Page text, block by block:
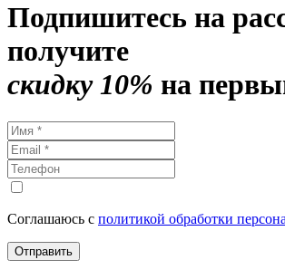
Подпишитесь на
получите
скидку 10% на
Соглашаюсь с политикой обработки